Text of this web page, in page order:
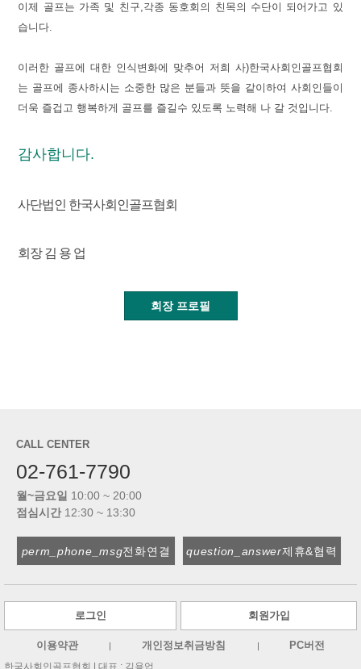
이제 골프는 가족 및 친구,각종 동호회의 친목의 수단이 되어가고 있
습니다.
이러한 골프에 대한 인식변화에 맞추어 저희 사)한국사회인골프협회
는 골프에 종사하시는 소중한 많은 분들과 뜻을 같이하여 사회인들이
더욱 즐겁고 행복하게 골프를 즐길수 있도록 노력해 나 갈 것입니다.
감사합니다.
사단법인 한국사회인골프협회
회장 김 용 업
회장 프로필
CALL CENTER
02-761-7790
월~금요일 10:00 ~ 20:00
점심시간12:30 ~ 13:30
perm_phone_msg전화연결 question_answer제휴&협력
로그인 회원가입
이용약관 개인정보취금방침 PC버전